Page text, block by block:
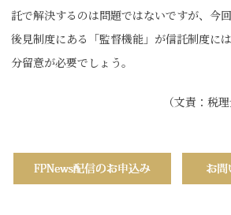
託で解決するのは問題ではないですが、今
後見制度にある「監督機能」が信託制度に
分留意が必要でしょう。
（文責：税